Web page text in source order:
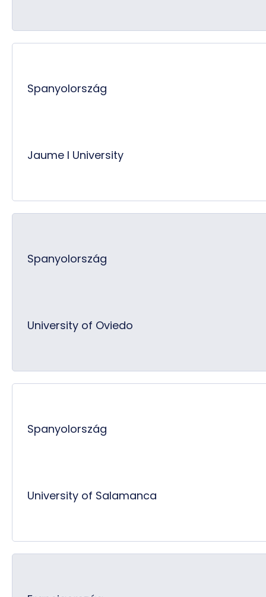
Spanyolország
Jaume I University
Spanyolország
University of Oviedo
Spanyolország
University of Salamanca